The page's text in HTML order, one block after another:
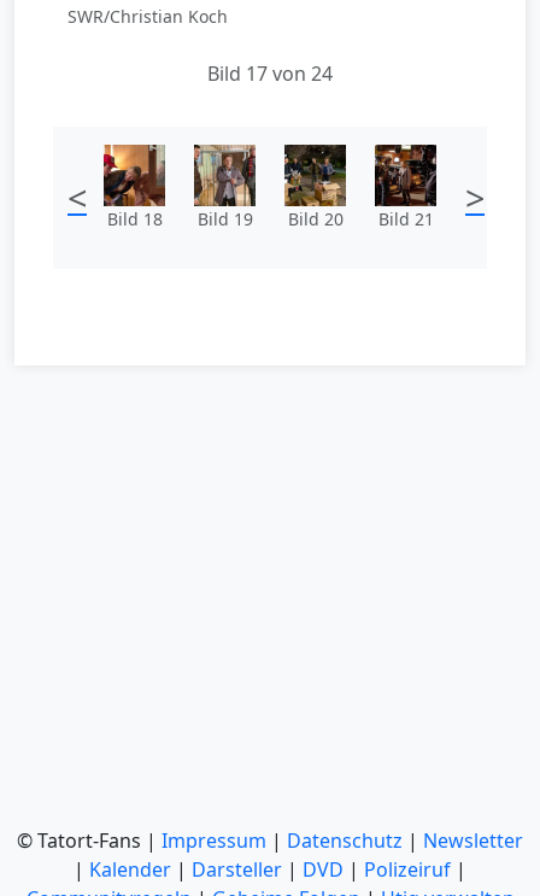
SWR/Christian Koch
Bild 17 von 24
< Bild 18 Bild 19 Bild 20 Bild 21 >
© Tatort-Fans | Impressum | Datenschutz | Newsletter
| Kalender | Darsteller | DVD | Polizeiruf |